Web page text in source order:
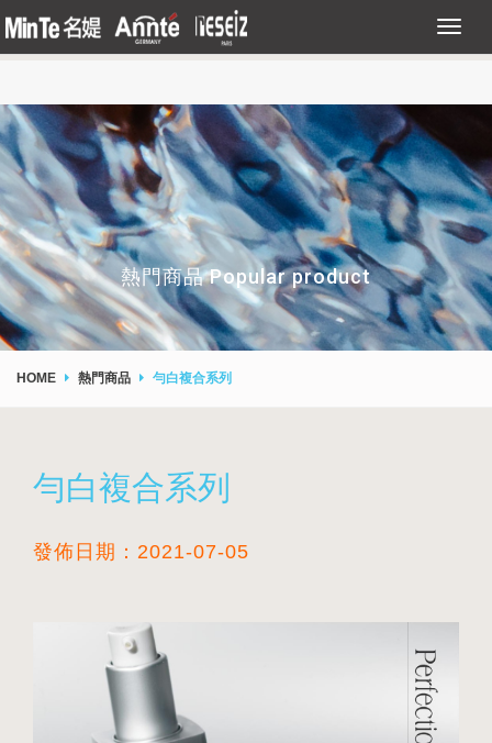
熱門商品 Popular product
HOME 熱門商品 勻白複合系列
勻白複合系列
發佈日期：2021-07-05